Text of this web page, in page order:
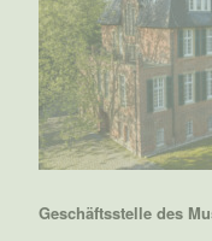
Geschäftsstelle des